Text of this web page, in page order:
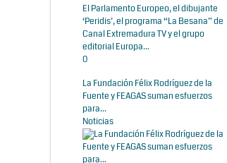
El Parlamento Europeo, el dibujante
‘Peridis’, el programa “La Besana” de
Canal Extremadura TV y el grupo
editorial Europa...
0
La Fundación Félix Rodríguez de la
Fuente y FEAGAS suman esfuerzos
para...
Noticias